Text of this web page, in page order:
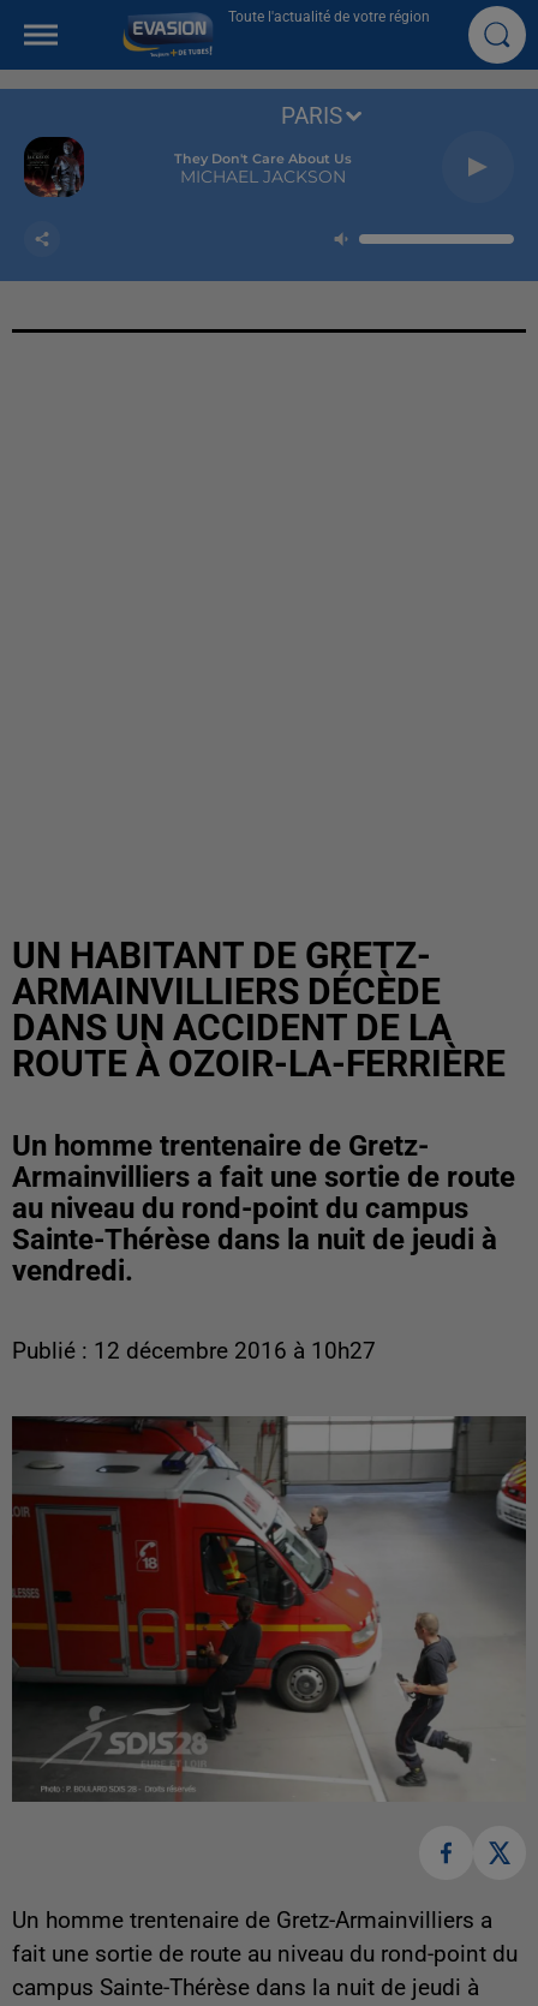
Toute l'actualité de votre région
They Don't Care About Us
MICHAEL JACKSON
PARIS
UN HABITANT DE GRETZ-
ARMAINVILLIERS DÉCÈDE
DANS UN ACCIDENT DE LA
ROUTE À OZOIR-LA-FERRIÈRE
Un homme trentenaire de Gretz-
Armainvilliers a fait une sortie de route
au niveau du rond-point du campus
Sainte-Thérèse dans la nuit de jeudi à
vendredi.
Publié : 12 décembre 2016 à 10h27
Un homme trentenaire de Gretz-Armainvilliers a
fait une sortie de route au niveau du rond-point du
campus Sainte-Thérèse dans la nuit de jeudi à